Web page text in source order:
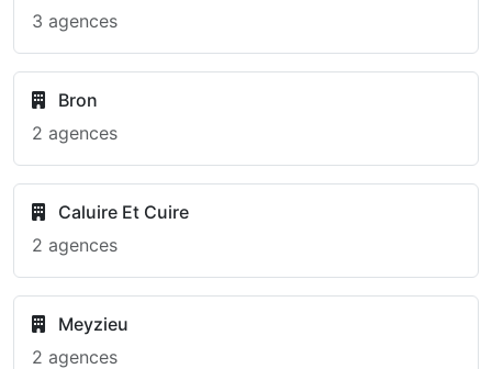
3 agences
Bron
2 agences
Caluire Et Cuire
2 agences
Meyzieu
2 agences